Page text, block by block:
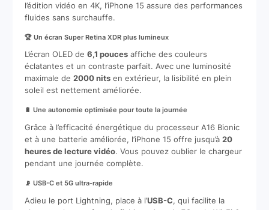
l’édition vidéo en 4K, l’iPhone 15 assure des performances
fluides sans surchauffe.
🏆 Un écran Super Retina XDR plus lumineux
L’écran OLED de 6,1 poucesaffiche des couleurs
éclatantes et un contraste parfait. Avec une luminosité
maximale de 2000 nitsen extérieur, la lisibilité en plein
soleil est nettement améliorée.
🔋 Une autonomie optimisée pour toute la journée
Grâce à l’efficacité énergétique du processeur A16 Bionic
et à une batterie améliorée, l’iPhone 15 offre jusqu’à 20
heures de lecture vidéo. Vous pouvez oublier le chargeur
pendant une journée complète.
📡 USB-C et 5G ultra-rapide
Adieu le port Lightning, place à l’USB-C, qui facilite la